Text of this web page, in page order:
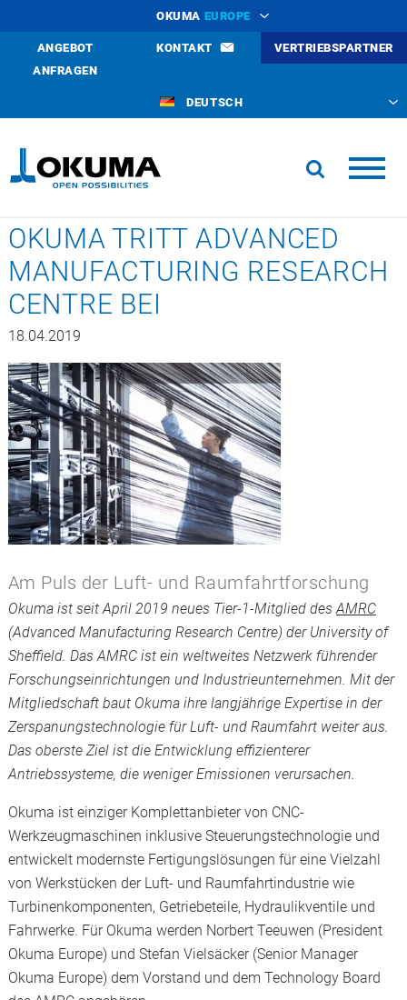
OKUMA EUROPE
ANGEBOT
ANFRAGEN
KONTAKT VERTRIEBSPARTNER
DEUTSCH
OKUMA TRITT ADVANCED
MANUFACTURING RESEARCH
CENTRE BEI
18.04.2019
Am Puls der Luft- und Raumfahrtforschung
Okuma ist seit April 2019 neues Tier-1-Mitglied desAMRC
(Advanced Manufacturing Research Centre) der University of
Sheffield. Das AMRC ist ein weltweites Netzwerk führender
Forschungseinrichtungen und Industrieunternehmen. Mit der
Mitgliedschaft baut Okuma ihre langjährige Expertise in der
Zerspanungstechnologie für Luft- und Raumfahrt weiter aus.
Das oberste Ziel ist die Entwicklung effizienterer
Antriebssysteme, die weniger Emissionen verursachen.
Okuma ist einziger Komplettanbieter von CNC-
Werkzeugmaschinen inklusive Steuerungstechnologie und
entwickelt modernste Fertigungslösungen für eine Vielzahl
von Werkstücken der Luft- und Raumfahrtindustrie wie
Turbinenkomponenten, Getriebeteile, Hydraulikventile und
Fahrwerke. Für Okuma werden Norbert Teeuwen (President
Okuma Europe) und Stefan Vielsäcker (Senior Manager
Okuma Europe) dem Vorstand und dem Technology Board